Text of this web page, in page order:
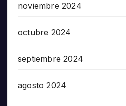
noviembre 2024
octubre 2024
septiembre 2024
agosto 2024